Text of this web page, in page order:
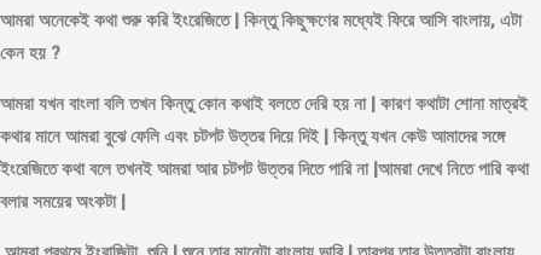
আমরা অনেকেই কথা শুরু করি ইংরেজিতে | কিন্তু কিছুক্ষণের মধ্যেই ফিরে আসি বাংলায়, এটা
কেন হয় ?
আমরা যখন বাংলা বলি তখন কিন্তু কোন কথাই বলতে দেরি হয় না | কারণ কথাটা শোনা মাত্রই
কথার মানে আমরা বুঝে ফেলি এবং চটপট উত্তর দিয়ে দিই | কিন্তু যখন কেউ আমাদের সঙ্গে
ইংরেজিতে কথা বলে তখনই আমরা আর চটপট উত্তর দিতে পারি না |আমরা দেখে নিতে পারি কথা
বলার সময়ের অংকটা |